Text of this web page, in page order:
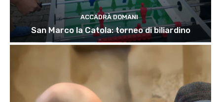
ACCADRÀ DOMANI
San Marco la Catola: torneo di biliardino